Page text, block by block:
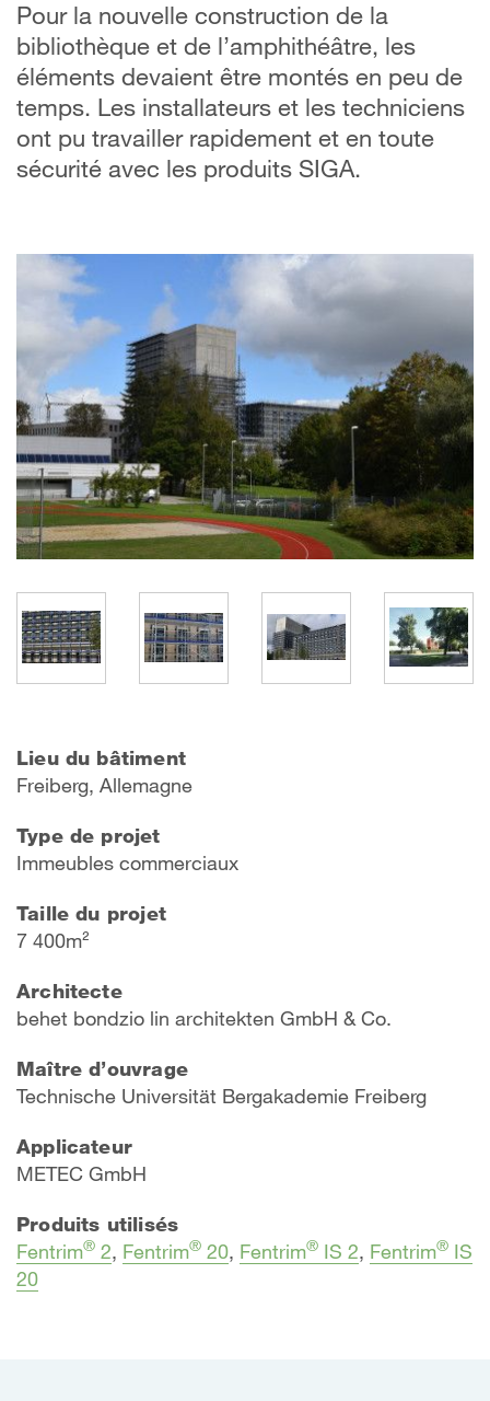
Pour la nouvelle construction de la
bibliothèque et de l’amphithéâtre, les
éléments devaient être montés en peu de
temps. Les installateurs et les techniciens
ont pu travailler rapidement et en toute
sécurité avec les produits SIGA.
Lieu du bâtiment
Freiberg, Allemagne
Type de projet
Immeubles commerciaux
Taille du projet
7 400m²
Architecte
behet bondzio lin architekten GmbH & Co.
Maître d’ouvrage
Technische Universität Bergakademie Freiberg
Applicateur
METEC GmbH
Produits utilisés
Fentrim® 2, Fentrim® 20, Fentrim® IS 2, Fentrim® IS
20